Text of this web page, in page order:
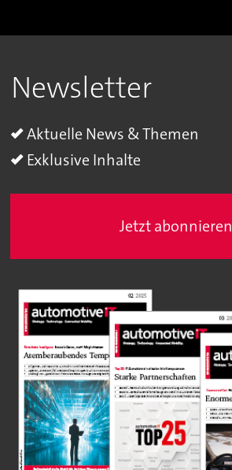
Newsletter
Aktuelle News & Themen
Exklusive Inhalte
Jetzt abonnieren